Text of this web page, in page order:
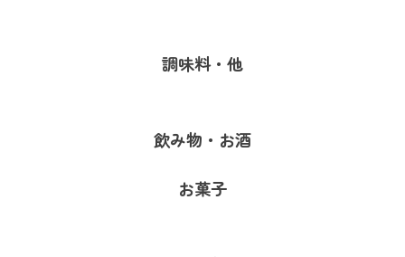
調味料・他
飲み物・お酒
お菓子